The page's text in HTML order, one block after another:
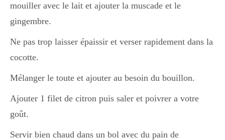
mouiller avec le lait et ajouter la muscade et le
gingembre.
Ne pas trop laisser épaissir et verser rapidement dans la
cocotte.
Mélanger le toute et ajouter au besoin du bouillon.
Ajouter 1 filet de citron puis saler et poivrer a votre
goût.
Servir bien chaud dans un bol avec du pain de